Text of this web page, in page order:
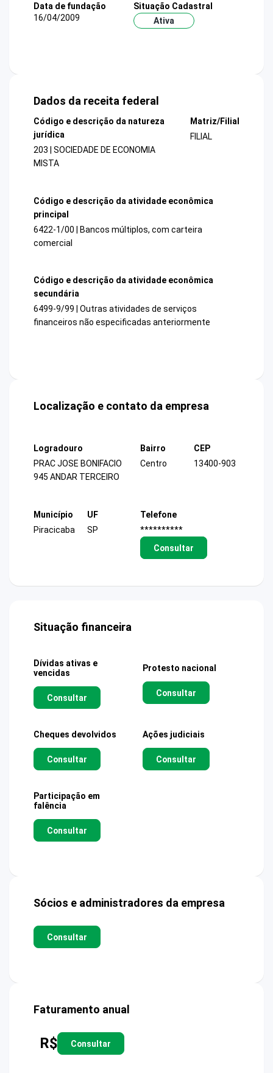
Data de fundação
16/04/2009
Situação Cadastral
Ativa
Dados da receita federal
Código e descrição da natureza
jurídica
203 | SOCIEDADE DE ECONOMIA
MISTA
Matriz/Filial
FILIAL
Código e descrição da atividade econômica
principal
6422-1/00 | Bancos múltiplos, com carteira
comercial
Código e descrição da atividade econômica
secundária
6499-9/99 | Outras atividades de serviços
financeiros não especificadas anteriormente
Localização e contato da empresa
Logradouro
PRAC JOSE BONIFACIO
945 ANDAR TERCEIRO
Bairro
Centro
CEP
13400-903
Município
Piracicaba
UF
SP
Telefone
**********
Consultar
Situação financeira
Dívidas ativas e
vencidas
Consultar
Protesto nacional
Consultar
Cheques devolvidos
Consultar
Ações judiciais
Consultar
Participação em
falência
Consultar
Sócios e administradores da empresa
Consultar
Faturamento anual
R$ Consultar